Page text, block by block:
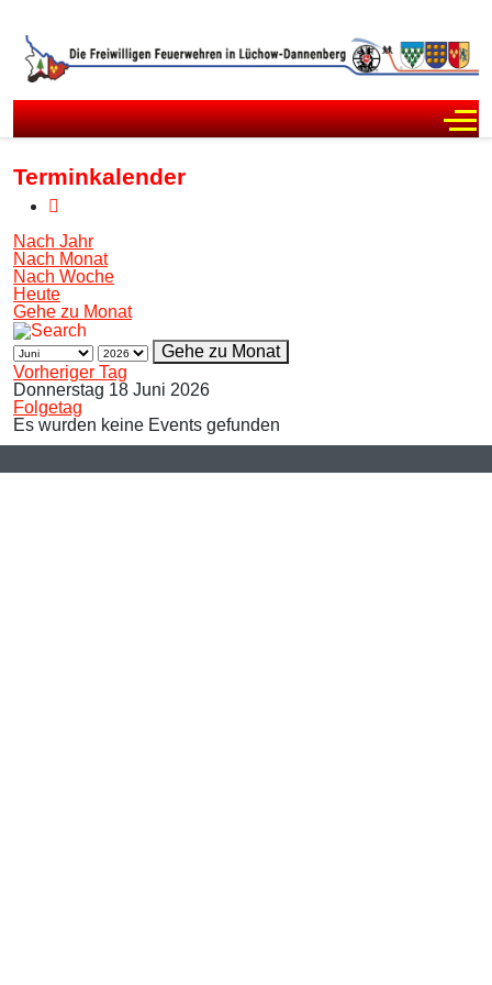
Terminkalender
Nach Jahr
Nach Monat
Nach Woche
Heute
Gehe zu Monat
Gehe zu Monat
Vorheriger Tag
Donnerstag 18 Juni 2026
Folgetag
Es wurden keine Events gefunden